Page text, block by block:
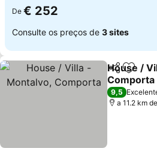
De € 252
Consulte os preços de 3 sites
Partilhar
House /
Comporta
Ver preços
9,5
a 11.2 km